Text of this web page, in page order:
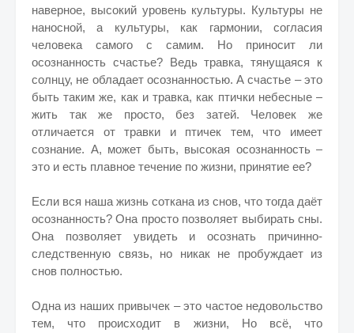
наверное, высокий уровень культуры. Культуры не
наносной, а культуры, как гармонии, согласия
человека самого с самим. Но приносит ли
осознанность счастье? Ведь травка, тянущаяся к
солнцу, не обладает осознанностью. А счастье – это
быть таким же, как и травка, как птички небесные –
жить так же просто, без затей. Человек же
отличается от травки и птичек тем, что имеет
сознание. А, может быть, высокая осознанность –
это и есть плавное течение по жизни, принятие ее?
Если вся наша жизнь соткана из снов, что тогда даёт
осознанность? Она просто позволяет выбирать сны.
Она позволяет увидеть и осознать причинно-
следственную связь, но никак не пробуждает из
снов полностью.
Одна из наших привычек – это частое недовольство
тем, что происходит в жизни, Но всё, что